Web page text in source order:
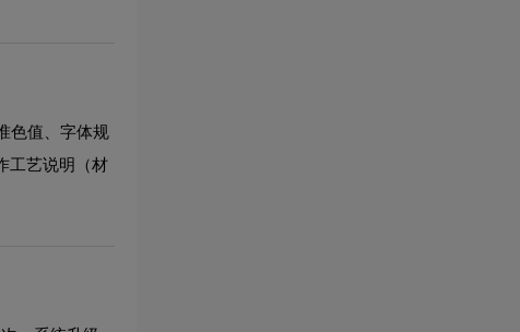
色值、字体规
工艺说明（材